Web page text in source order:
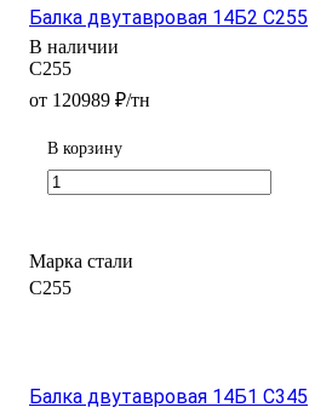
Балка двутавровая 14Б2 С255
В наличии
С255
от 120989 ₽/тн
В корзину
Марка стали
С255
Балка двутавровая 14Б1 С345